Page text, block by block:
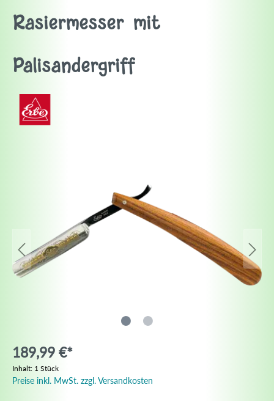
Rasiermesser mit
Palisandergriff
189,99 €*
Inhalt: 1 Stück
Preise inkl. MwSt. zzgl. Versandkosten